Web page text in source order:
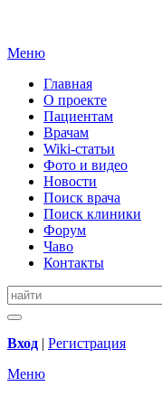
Меню
Главная
О проекте
Пациентам
Врачам
Wiki-статьи
Фото и видео
Новости
Поиск врача
Поиск клиники
Форум
Чаво
Контакты
Вход | Регистрация
Меню